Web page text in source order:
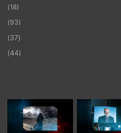
(18)
(93)
(37)
(44)